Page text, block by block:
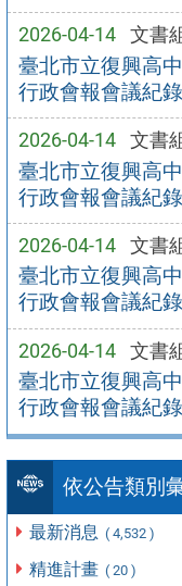
2026-04-14 文書
臺北市立復興高
行政會報會議紀
2026-04-14 文書
臺北市立復興高
行政會報會議紀
2026-04-14 文書
臺北市立復興高
行政會報會議紀
2026-04-14 文書
臺北市立復興高
行政會報會議紀
依公告類別
最新消息 ( 4,532 )
精進計畫 ( 20 )